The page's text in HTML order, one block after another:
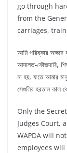
go through
from the
carriages,
আমি পরিষ্কার অক্ষরে
আদালত-ফৌজদারি,
না হয়, যাতে আমার
সেগুলির হরতাল কাল
Only the
Judges Court,
WAPDA will
employees